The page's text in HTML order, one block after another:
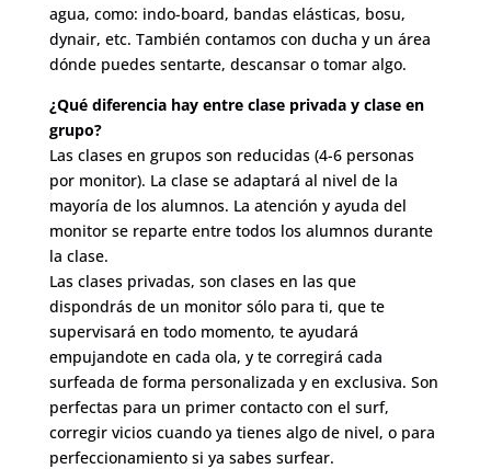
agua, como: indo-board, bandas elásticas, bosu,
dynair, etc. También contamos con ducha y un área
dónde puedes sentarte, descansar o tomar algo.
¿Qué diferencia hay entre clase privada y clase en
grupo?
Las clases en grupos son reducidas (4-6 personas
por monitor). La clase se adaptará al nivel de la
mayoría de los alumnos. La atención y ayuda del
monitor se reparte entre todos los alumnos durante
la clase.
Las clases privadas, son clases en las que
dispondrás de un monitor sólo para ti, que te
supervisará en todo momento, te ayudará
empujandote en cada ola, y te corregirá cada
surfeada de forma personalizada y en exclusiva. Son
perfectas para un primer contacto con el surf,
corregir vicios cuando ya tienes algo de nivel, o para
perfeccionamiento si ya sabes surfear.